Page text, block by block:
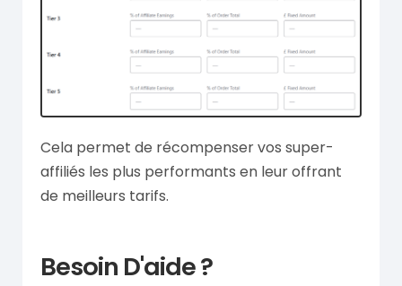
Cela permet de récompenser vos super-
affiliés les plus performants en leur offrant
de meilleurs tarifs.
Besoin D'aide ?